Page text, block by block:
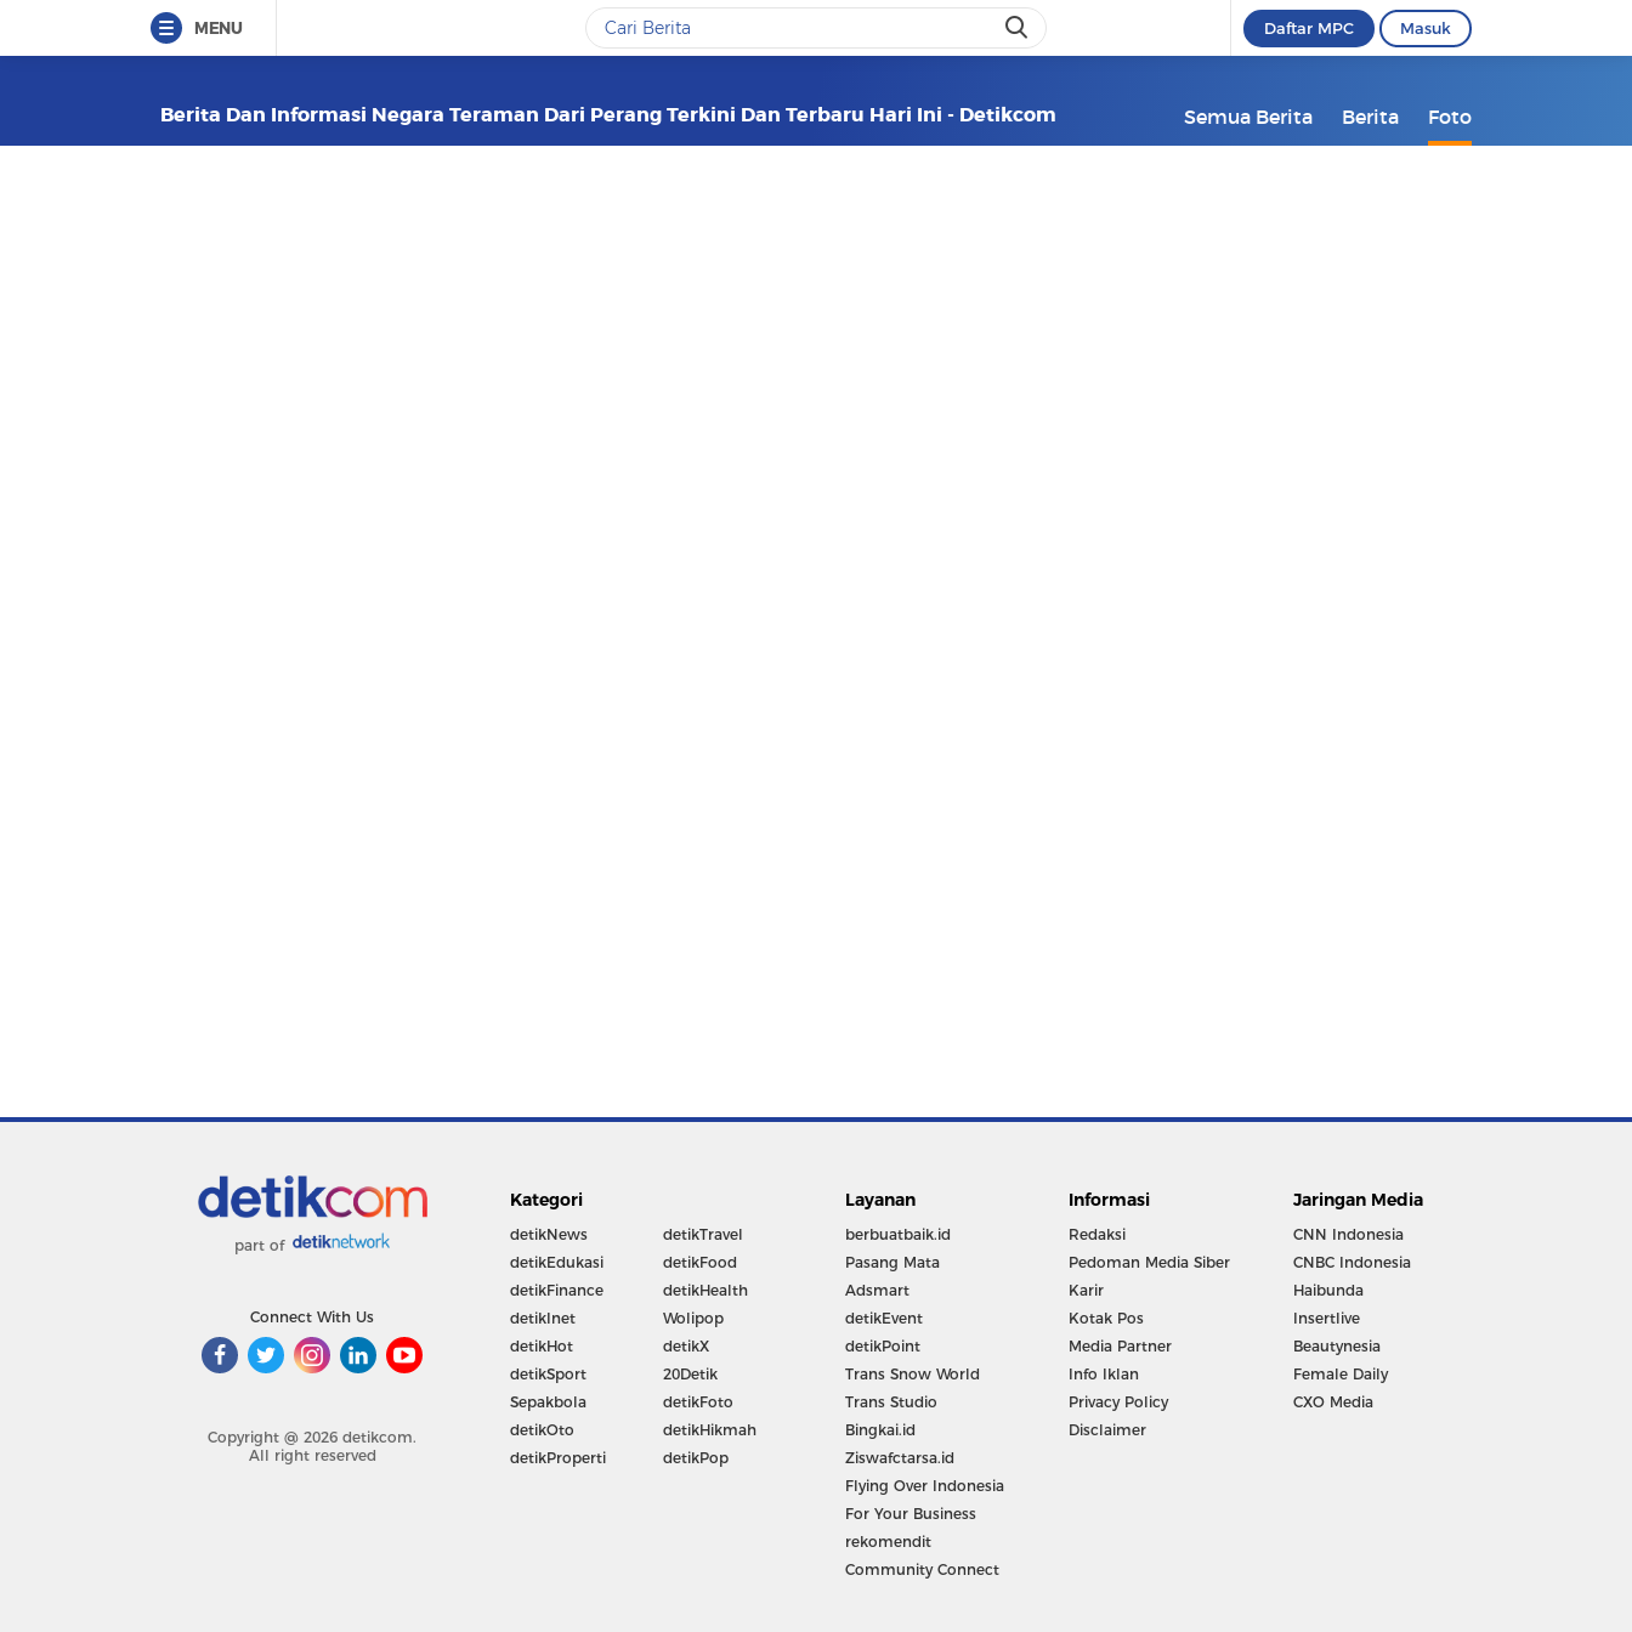
MENU Daftar MPC Masuk
Berita Dan Informasi Negara Teraman Dari Perang Terkini Dan Terbaru Hari Ini - Detikcom Semua Berita Berita Foto
part of
Connect With Us
Copyright @ 2026 detikcom.
All right reserved
Kategori
detikNews
detikEdukasi
detikFinance
detikInet
detikHot
detikSport
Sepakbola
detikOto
detikProperti
detikTravel
detikFood
detikHealth
Wolipop
detikX
20Detik
detikFoto
detikHikmah
detikPop
Layanan
berbuatbaik.id
Pasang Mata
Adsmart
detikEvent
detikPoint
Trans Snow World
Trans Studio
Bingkai.id
Ziswafctarsa.id
Flying Over Indonesia
For Your Business
rekomendit
Community Connect
Informasi
Redaksi
Pedoman Media Siber
Karir
Kotak Pos
Media Partner
Info Iklan
Privacy Policy
Disclaimer
Jaringan Media
CNN Indonesia
CNBC Indonesia
Haibunda
Insertlive
Beautynesia
Female Daily
CXO Media